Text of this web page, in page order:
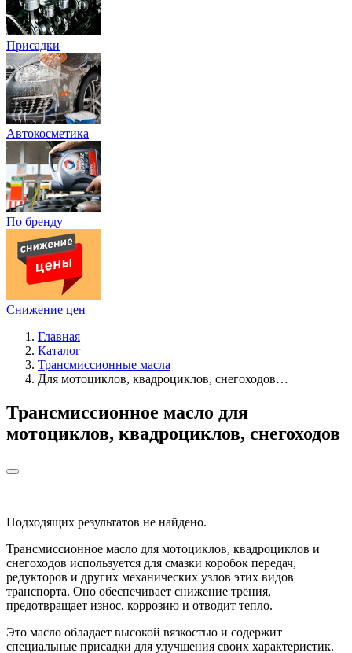
Присадки
Автокосметика
По бренду
Снижение цен
Главная
Каталог
Трансмиссионные масла
Для мотоциклов, квадроциклов, снегоходов…
Трансмиссионное масло для
мотоциклов, квадроциклов, снегоходов
Подходящих результатов не найдено.
Трансмиссионное масло для мотоциклов, квадроциклов и
снегоходов используется для смазки коробок передач,
редукторов и других механических узлов этих видов
транспорта. Оно обеспечивает снижение трения,
предотвращает износ, коррозию и отводит тепло.
Это масло обладает высокой вязкостью и содержит
специальные присадки для улучшения своих характеристик.